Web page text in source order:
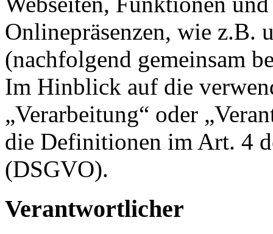
Onlinepräsenzen, wie z.B.
(nachfolgend gemeinsam
Im Hinblick auf die
„Verarbeitung“ oder
die Definitionen im Art. 4
(DSGVO).
Verantwortlicher